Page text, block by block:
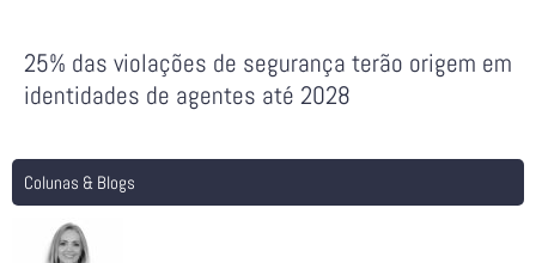
25% das violações de segurança terão origem em
identidades de agentes até 2028
Colunas & Blogs